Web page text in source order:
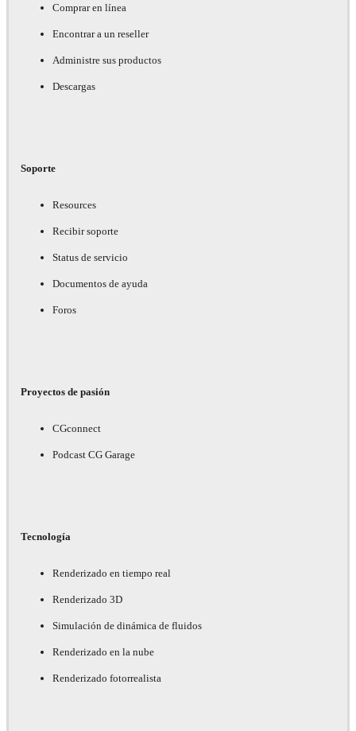
Comprar en línea
Encontrar a un reseller
Administre sus productos
Descargas
Soporte
Resources
Recibir soporte
Status de servicio
Documentos de ayuda
Foros
Proyectos de pasión
CGconnect
Podcast CG Garage
Tecnología
Renderizado en tiempo real
Renderizado 3D
Simulación de dinámica de fluidos
Renderizado en la nube
Renderizado fotorrealista